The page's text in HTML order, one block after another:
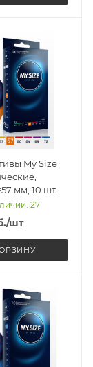
My Size
мм, 10 шт.
27
/шт